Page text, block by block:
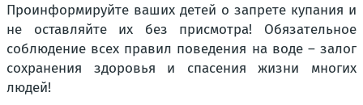
Проинформируйте ваших детей о запрете купания и
не оставляйте их без присмотра! Обязательное
соблюдение всех правил поведения на воде – залог
сохранения здоровья и спасения жизни многих
людей!